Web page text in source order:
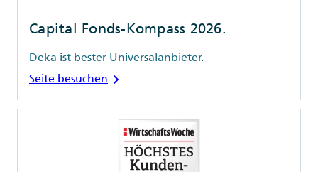
Capital Fonds-Kompass 2026.
Deka ist bester Universalanbieter.
Seite besuchen chevron_right